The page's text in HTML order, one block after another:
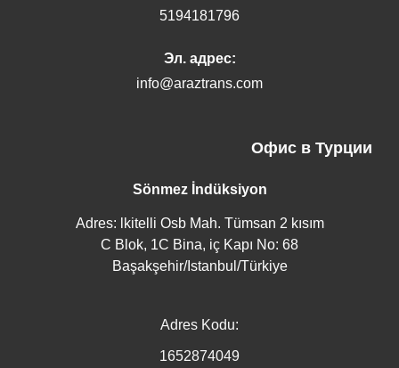
5194181796
Эл. адрес:
info@araztrans.com
Офис в Турции
Sönmez İndüksiyon
Adres: lkitelli Osb Mah. Tümsan 2 kısım
C Blok, 1C Bina, iç Kapı No: 68
Başakşehir/Istanbul/Türkiye
Adres Kodu:
1652874049